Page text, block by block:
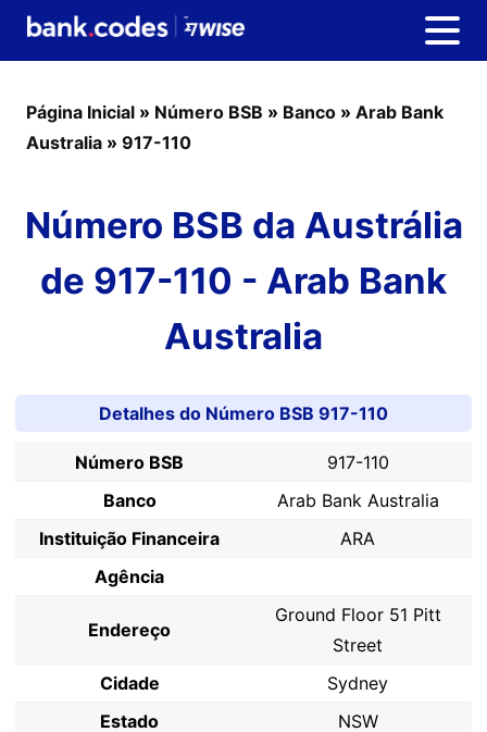
Página Inicial » Número BSB » Banco » Arab Bank
Australia » 917-110
Número BSB da Austrália
de 917-110 - Arab Bank
Australia
Detalhes do Número BSB 917-110
Número BSB
917-110
Banco
Arab Bank Australia
Instituição Financeira
ARA
Agência
Endereço
Ground Floor 51 Pitt
Street
Cidade
Sydney
Estado
NSW